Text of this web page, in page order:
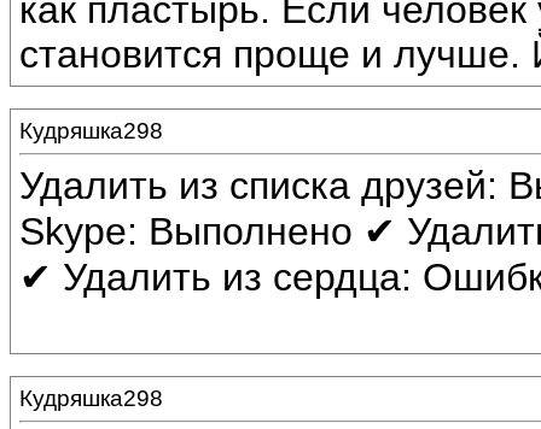
как пластырь. Если
становится проще и
Кудряшка298
Удалить из списка друзей:
Skype: Выполнено ✔
✔ Удалить из сердца:
Кудряшка298